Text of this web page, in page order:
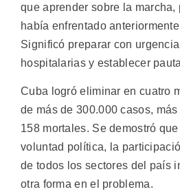
que aprender sobre la marcha,
había enfrentado
Significó preparar con
hospitalarias y establecer
Cuba logró eliminar en cuatro
de más de 300.000 casos,
158 mortales. Se demostró
voluntad política, la
de todos los sectores del país
otra forma en el problema.